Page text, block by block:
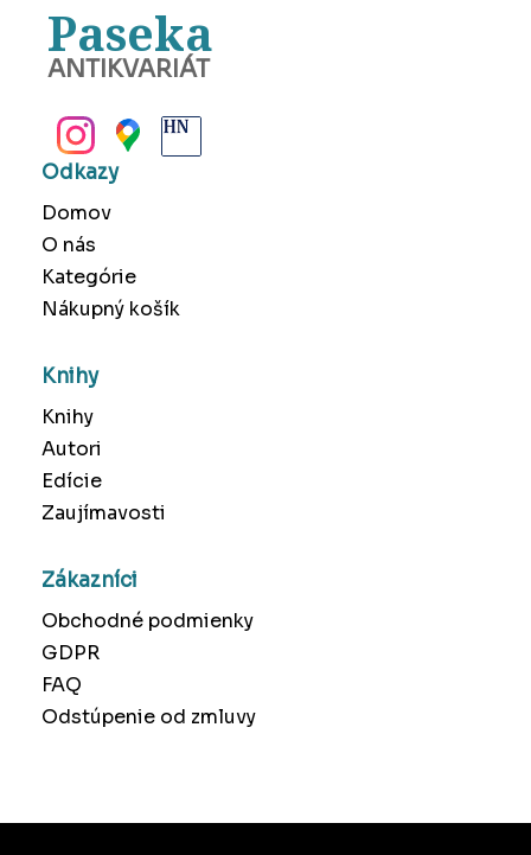
Paseka
ANTIKVARIÁT
Odkazy
Domov
O nás
Kategórie
Nákupný košík
Knihy
Knihy
Autori
Edície
Zaujímavosti
Zákazníci
Obchodné podmienky
GDPR
FAQ
Odstúpenie od zmluvy